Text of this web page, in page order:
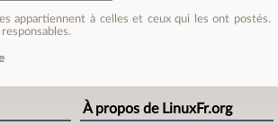
appartiennent à celles et ceux qui les ont postés.
responsables.
À propos de LinuxFr.org